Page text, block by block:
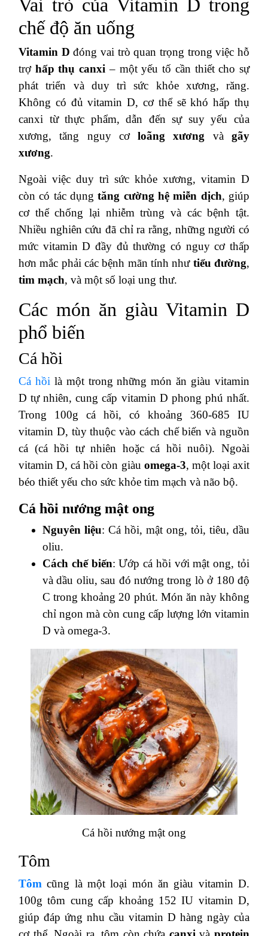
Vai trò của Vitamin D trong
chế độ ăn uống
Vitamin D đóng vai trò quan trọng trong việc hỗ
trợ hấp thụ canxi – một yếu tố cần thiết cho sự
phát triển và duy trì sức khỏe xương, răng.
Không có đủ vitamin D, cơ thể sẽ khó hấp thụ
canxi từ thực phẩm, dẫn đến sự suy yếu của
xương, tăng nguy cơloãng xương vàgãy
xương.
Ngoài việc duy trì sức khỏe xương, vitamin D
còn có tác dụngtăng cường hệ miễn dịch, giúp
cơ thể chống lại nhiễm trùng và các bệnh tật.
Nhiều nghiên cứu đã chỉ ra rằng, những người có
mức vitamin D đầy đủ thường có nguy cơ thấp
hơn mắc phải các bệnh mãn tính như tiểu đường,
tim mạch, và một số loại ung thư.
Các món ăn giàu Vitamin D
phổ biến
Cá hồi
Cá hồi là một trong những món ăn giàu vitamin
D tự nhiên, cung cấp vitamin D phong phú nhất.
Trong 100g cá hồi, có khoảng 360-685 IU
vitamin D, tùy thuộc vào cách chế biến và nguồn
cá (cá hồi tự nhiên hoặc cá hồi nuôi). Ngoài
vitamin D, cá hồi còn giàu omega-3, một loại axit
béo thiết yếu cho sức khỏe tim mạch và não bộ.
Cá hồi nướng mật ong
Nguyên liệu: Cá hồi, mật ong, tỏi, tiêu, dầu
oliu.
Cách chế biến: Ướp cá hồi với mật ong, tỏi
và dầu oliu, sau đó nướng trong lò ở 180 độ
C trong khoảng 20 phút. Món ăn này không
chỉ ngon mà còn cung cấp lượng lớn vitamin
D và omega-3.
Cá hồi nướng mật ong
Tôm
Tôm cũng là một loại món ăn giàu vitamin D.
100g tôm cung cấp khoảng 152 IU vitamin D,
giúp đáp ứng nhu cầu vitamin D hàng ngày của